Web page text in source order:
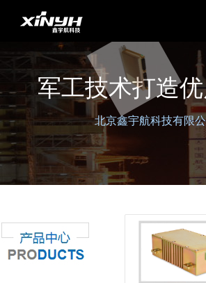
军工技术打造
北京鑫宇航科技有限公